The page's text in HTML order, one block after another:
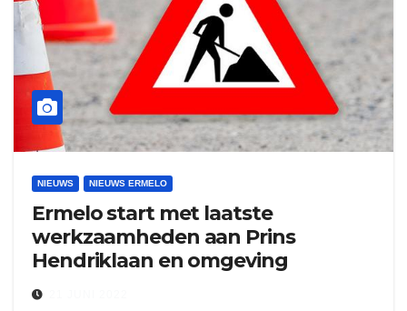
NIEUWS NIEUWS ERMELO
Ermelo start met laatste
werkzaamheden aan Prins
Hendriklaan en omgeving